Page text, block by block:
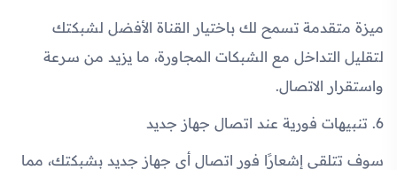
ميزة متقدمة تسمح لك باختيار القناة الأفضل لشبكتك
لتقليل التداخل مع الشبكات المجاورة، ما يزيد من سرعة
واستقرار الاتصال.
6. تنبيهات فورية عند اتصال جهاز جديد
سوف تتلقى إشعارًا فور اتصال أي جهاز جديد بشبكتك، مما